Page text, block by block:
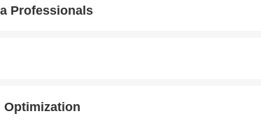
Professionals
Optimization